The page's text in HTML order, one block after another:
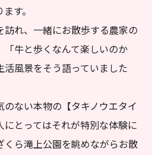
す。
れ、一緒にお散歩する農家の
「牛と歩くなんて楽しいのか
風景をそう語っていました
ない本物の【タキノウエタイ
とってはそれが特別な体験に
くら滝上公園を眺めながらお散